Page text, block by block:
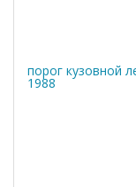
порог кузовной
1988